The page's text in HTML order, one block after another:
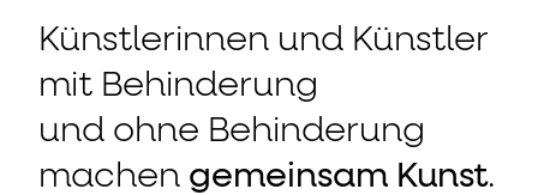
Künstlerinnen und Künstler
mit Behinderung
und ohne Behinderung
machen gemeinsam Kunst.